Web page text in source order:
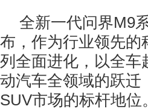
全新一代问界M9
布，作为行业领先的
列全面进化，以全车
动汽车全领域的跃迁
SUV市场的标杆地位